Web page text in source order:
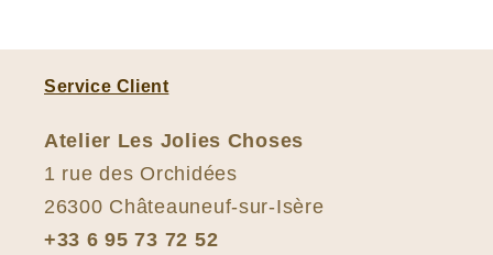
Service Client
Atelier Les Jolies Choses
1 rue des Orchidées
26300 Châteauneuf-sur-Isère
+33 6 95 73 72 52